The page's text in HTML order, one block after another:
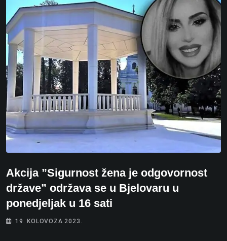
Akcija ”Sigurnost žena je odgovornost
države” održava se u Bjelovaru u
ponedjeljak u 16 sati
19. KOLOVOZA 2023.